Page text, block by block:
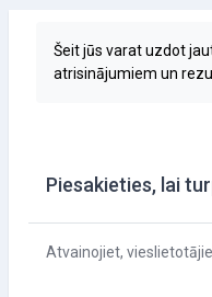
Šeit jūs varat uzdot
atrisinājumiem un
Piesakieties, lai
Atvainojiet,